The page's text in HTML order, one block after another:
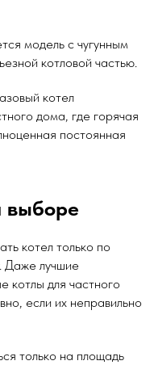
модель с чугунным
котловой частью.
котел
дома, где горячая
постоянная
выборе
котел только по
Даже лучшие
котлы для частного
если их неправильно
только на площадь